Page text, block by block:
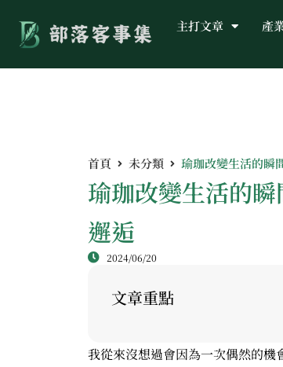
主打文章 產
首頁 未分類 瑜珈改變生活的
瑜珈改變生活的
邂逅
2024/06/20
文章重點
我從來沒想過會因為一次偶然的